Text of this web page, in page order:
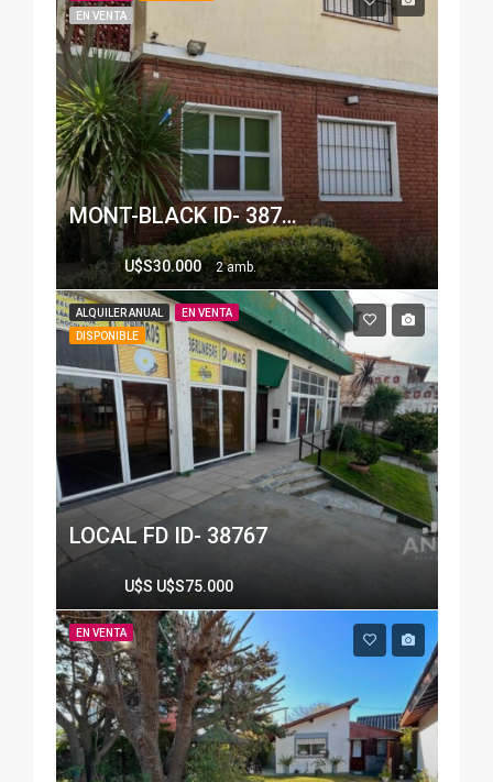
EN VENTA
MONT-BLACK ID- 38783
U$S30.000 2 amb.
ALQUILER ANUAL
EN VENTA
DISPONIBLE
LOCAL FD ID- 38767
U$S U$S75.000
EN VENTA